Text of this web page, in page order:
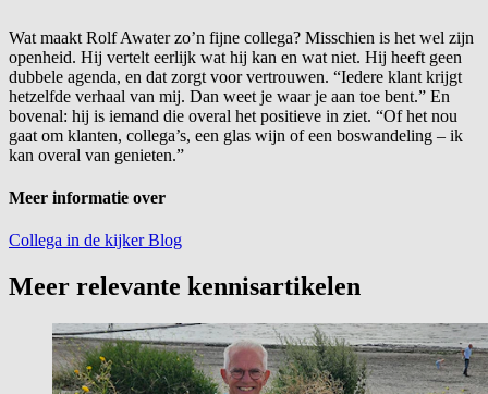
Wat maakt Rolf Awater zo’n fijne collega? Misschien is het wel zijn
openheid. Hij vertelt eerlijk wat hij kan en wat niet. Hij heeft geen
dubbele agenda, en dat zorgt voor vertrouwen. “Iedere klant krijgt
hetzelfde verhaal van mij. Dan weet je waar je aan toe bent.” En
bovenal: hij is iemand die overal het positieve in ziet. “Of het nou
gaat om klanten, collega’s, een glas wijn of een boswandeling – ik
kan overal van genieten.”
Meer informatie over
Collega in de kijkerBlog
Meer relevante kennisartikelen